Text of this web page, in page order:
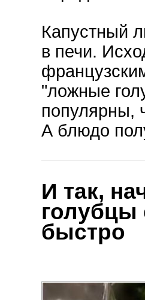
Капустный
в печи.
"ложные
популярны,
А блюдо
И так,
голубцы
быстро